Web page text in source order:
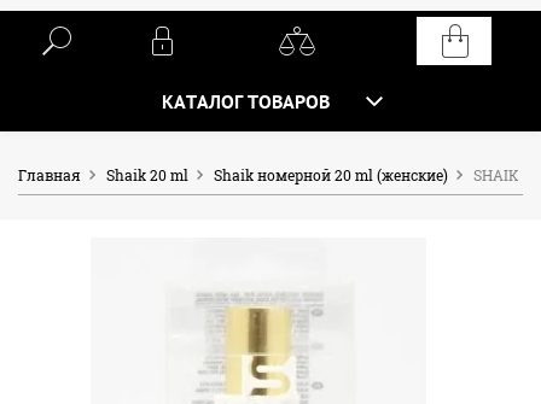
КАТАЛОГ ТОВАРОВ
Главная Shaik 20 ml Shaik номерной 20 ml (женские) SHAIK W